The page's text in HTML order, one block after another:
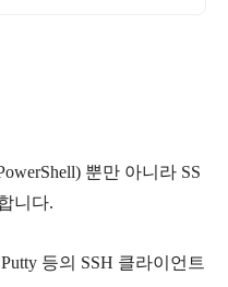
뿐만 아니라 SS
니다.
등의 SSH 클라이언트